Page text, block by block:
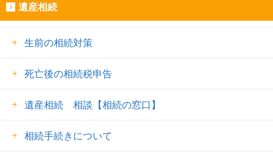
遺産相続
生前の相続対策
死亡後の相続税申告
遺産相続 相談【相続の窓口】
相続手続きについて